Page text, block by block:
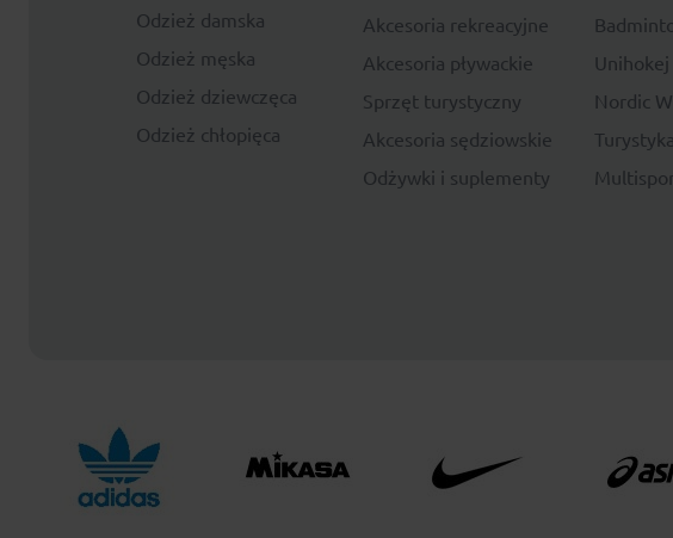
Odzież damska
Odzież męska
Odzież dziewczęca
Odzież chłopięca
Akcesoria rekreacyjne
Akcesoria pływackie
Sprzęt turystyczny
Akcesoria sędziowskie
Odżywki i suplementy
Unihokej
Nordic
Turystyka